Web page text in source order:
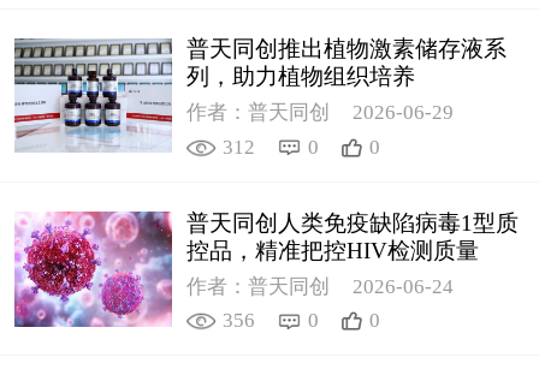
普天同创推出植物激素储存液系
列，助力植物组织培养
作者：普天同创
2026-06-29
312
0 0
普天同创人类免疫缺陷病毒1型质
控品，精准把控HIV检测质量
作者：普天同创
2026-06-24
356
0 0